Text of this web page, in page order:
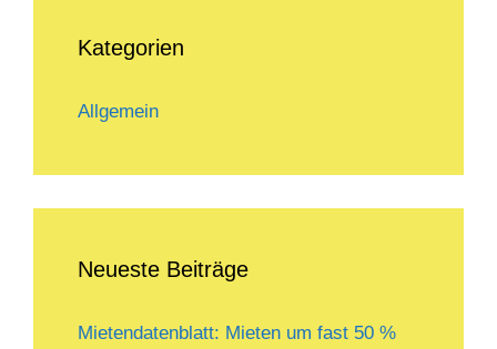
Kategorien
Allgemein
Neueste Beiträge
Mietendatenblatt: Mieten um fast 50 %